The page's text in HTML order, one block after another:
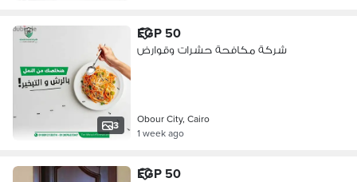
3
EGP 50
شركة مكافحة حشرات وقوارض
Obour City, Cairo
1 week ago
EGP 50